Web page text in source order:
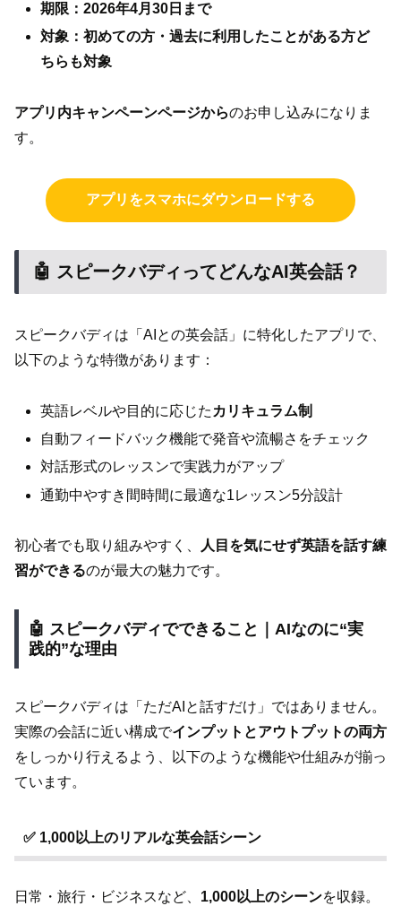
期限：2026年4月30日まで
対象：初めての方・過去に利用したことがある方ど
ちらも対象
アプリ内キャンペーンページからのお申し込みになりま
す。
アプリをスマホにダウンロードする
🤖 スピークバディってどんなAI英会話？
スピークバディは「AIとの英会話」に特化したアプリで、
以下のような特徴があります：
英語レベルや目的に応じた カリキュラム制
自動フィードバック機能で発音や流暢さをチェック
対話形式のレッスンで実践力がアップ
通勤中やすき間時間に最適な1レッスン5分設計
初心者でも取り組みやすく、
人目を気にせず英語を話す練
習ができるのが最大の魅力です。
🤖 スピークバディでできること｜AIなのに“実
践的”な理由
スピークバディは「ただAIと話すだけ」ではありません。
実際の会話に近い構成でインプットとアウトプットの両方
をしっかり行えるよう、以下のような機能や仕組みが揃っ
ています。
✅ 1,000以上のリアルな英会話シーン
日常・旅行・ビジネスなど、 1,000以上のシーンを収録。